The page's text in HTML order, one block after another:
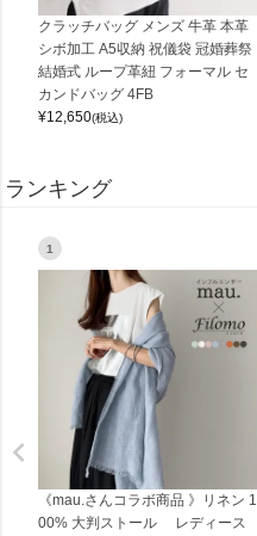
クラッチバッグ メンズ 牛革 本革
シボ加工 A5収納 祝儀袋 冠婚葬祭
結婚式 ループ革紐 フォーマル セ
カンドバッグ 4FB
¥12,650(税込)
ランキング
1
《mau.さんコラボ商品 》リネン 1
00% 大判ストール レディース